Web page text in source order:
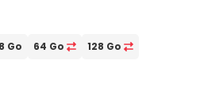
Go 64 Go 128 Go